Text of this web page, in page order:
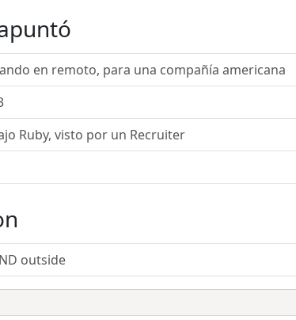
en remoto, para una compañía americana
Ruby, visto por un Recruiter
outside